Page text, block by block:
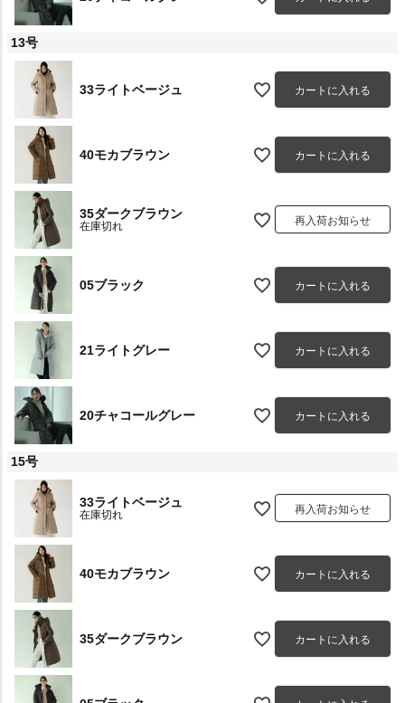
13号
33ライトベージュ カートに入れる
40モカブラウン カートに入れる
35ダークブラウン
在庫切れ 再入荷お知らせ
05ブラック カートに入れる
21ライトグレー カートに入れる
20チャコールグレー カートに入れる
15号
33ライトベージュ
在庫切れ 再入荷お知らせ
40モカブラウン カートに入れる
35ダークブラウン カートに入れる